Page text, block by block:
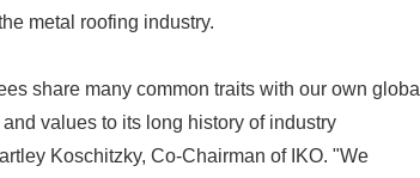
metal roofing industry.
share many common traits with our own global
values to its long history of industry
Koschitzky, Co-Chairman of IKO. "We